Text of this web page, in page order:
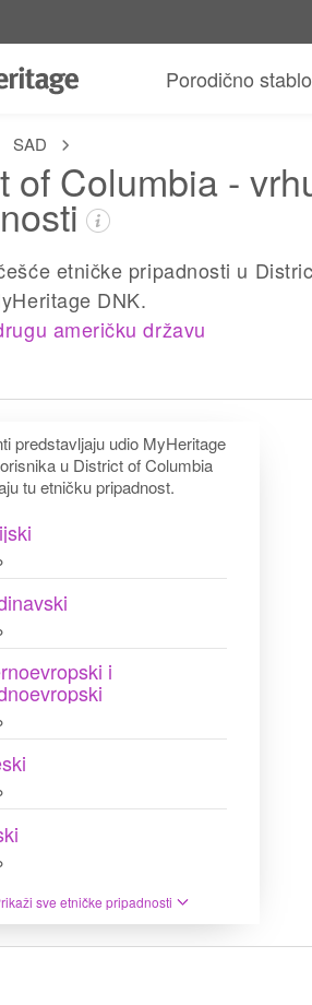
Porodično stablo
SAD
of Columbia -
etničke pripadnosti u
DNK.
američku državu
predstavljaju udio MyHeritage
u District of Columbia
tu etničku pripadnost.
i
sve etničke pripadnosti